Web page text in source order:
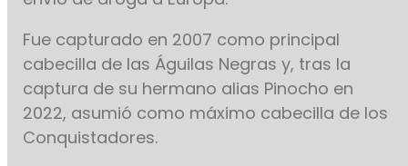
Fue capturado en 2007 como principal
cabecilla de las Águilas Negras y, tras la
captura de su hermano alias Pinocho en
2022, asumió como máximo cabecilla de los
Conquistadores.